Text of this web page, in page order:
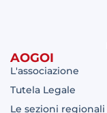
AOGOI
L'associazione
Tutela Legale
Le sezioni regionali